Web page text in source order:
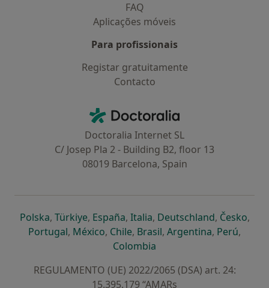
FAQ
Aplicações móveis
Para profissionais
Registar gratuitamente
Contacto
Doctoralia - Homepage
Doctoralia Internet SL
C/ Josep Pla 2 - Building B2, floor 13
08019 Barcelona, Spain
Polskaabre num novo separador
, Türkiyeabre num novo separador
, Españaabre num novo separador
, Italiaabre num novo
, Deutschlandabre num
, Česko,
Portugalabre num novo separador
, Méxicoabre num novo separador
, Chileabre num novo separador
, Brasilabre num novo
, Argentinaabre num
, Perúabre
,
Colombia
REGULAMENTO (UE) 2022/2065 (DSA) art. 24:
15.395.179 “AMARs